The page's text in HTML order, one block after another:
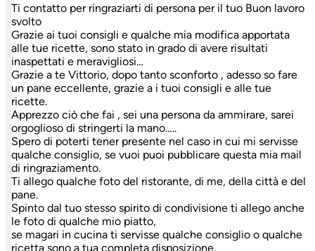
Ti contatto per ringraziarti di persona per il tuo Buon lavoro
svolto
Grazie ai tuoi consigli e qualche mia modifica apportata
alle tue ricette, sono stato in grado di avere risultati
inaspettati e meravigliosi…
Grazie a te Vittorio, dopo tanto sconforto , adesso so fare
un pane eccellente, grazie a i tuoi consigli e alle tue
ricette.
Apprezzo ciò che fai , sei una persona da ammirare, sarei
orgoglioso di stringerti la mano…..
Spero di poterti tener presente nel caso in cui mi servisse
qualche consiglio, se vuoi puoi pubblicare questa mia mail
di ringraziamento.
Ti allego qualche foto del ristorante, di me, della città e del
pane.
Spinto dal tuo stesso spirito di condivisione ti allego anche
le foto di qualche mio piatto,
se magari in cucina ti servisse qualche consiglio o qualche
ricetta sono a tua completa disposizione.